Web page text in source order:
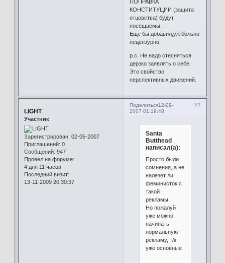
ПОПРАВКА
КОНСТИТУЦИИ (защита
отцовства) будут
посещаемы.
Ещё бы добавил,уж больно
нецензурно.
р.с. Не надо стесняться
дерзко заявлять о себе.
Это свойство
перспективных движений.
Поделиться 21
12-09-
2007 01:19:48
LIGHT
Участник
Зарегистрирован: 02-05-2007
Приглашений: 0
Сообщений: 947
Провел на форуме:
4 дня 11 часов
Последний визит:
13-11-2009 20:30:37
Santa
Butthead
написал(а):
Просто были
сомнения, а не
налезет ли
феминисток с
такой
рекламы.
Но пожалуй
уже можно
начинать
нормальную
рекламу, т/к
уже основные